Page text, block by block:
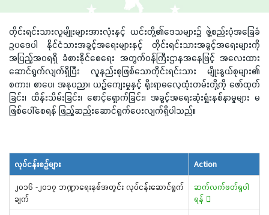
တိုင်းရင်းသားလူမျိုးများအားလုံးနှင့် ယင်းတို့၏ဒေသများ၌ ဖွဲ့စည်းပုံအခြေခံ
ဥပဒေပါ နိုင်ငံသားအခွင့်အရေးများနှင့် တိုင်းရင်းသားအခွင့်အရေးများကို
အပြည့်အဝရရှိ ခံစားနိုင်စေရေး အတွက်ဝန်ကြီးဌာနအနေဖြင့် အလေးထား
ဆောင်ရွက်လျက်ရှိပြီး လူနည်းစုဖြစ်သောတိုင်းရင်းသား မျိုးနွယ်စုများ၏
စကား၊ စာပေ၊ အနုပညာ၊ ယဉ်ကျေးမှုနှင့် ရိုးရာဓလေ့ထုံးတမ်းတို့ကို ဖော်ထုတ်
ခြင်း၊ ထိန်းသိမ်းခြင်း၊ စောင့်ရှောက်ခြင်း၊ အခွင့်အရေးဆုံးရှုံးနစ်နာမှုများ မ
ဖြစ်ပေါ်စေရန် ဖြည့်ဆည်းဆောင်ရွက်ပေးလျက်ရှိပါသည်။
လုပ်ငန်းစဉ်များ Action
၂၀၁၆ -၂၀၁၇ ဘဏ္ဍာရေးနှစ်အတွင်း လုပ်ငန်းဆောင်ရွက်
ချက်
ဆက်လက်ဖတ်ရှုပါ
ရန်